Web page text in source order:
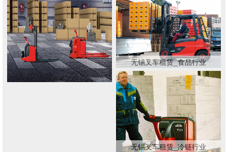
无锡叉车租赁_食品行业
无锡叉车租赁_冷链行业